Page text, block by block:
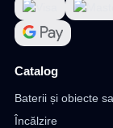
Catalog
Baterii și obiecte
Încălzire